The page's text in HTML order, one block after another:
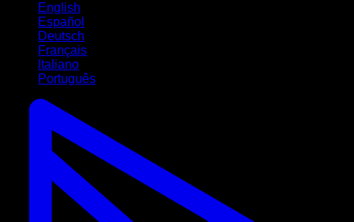
English
Español
Deutsch
Français
Italiano
Português